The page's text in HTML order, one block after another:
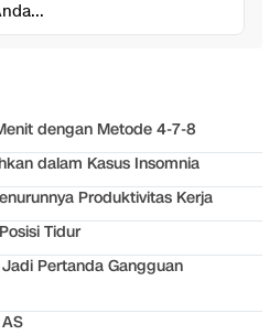
dengan Metode 4-7-8
dalam Kasus Insomnia
Produktivitas Kerja
Tidur
Pertanda Gangguan